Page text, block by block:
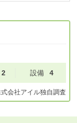
2 設備 4
会社アイル独自調査